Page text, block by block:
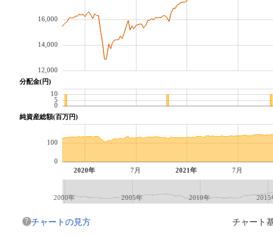
12,000
14,000
16,000
分配金(円)
0
5
10
純資産総額(百万円)
2020年 7月 2021年 7月
0
100
2000年 2005年 2010年 2015
チャートの見方 チャート